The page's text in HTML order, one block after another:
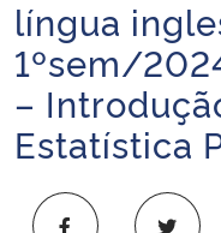
Ministério da Educação
Ministério da Cidadania
Ministério da Saúde
língua
1ºsem/
–
Estatística